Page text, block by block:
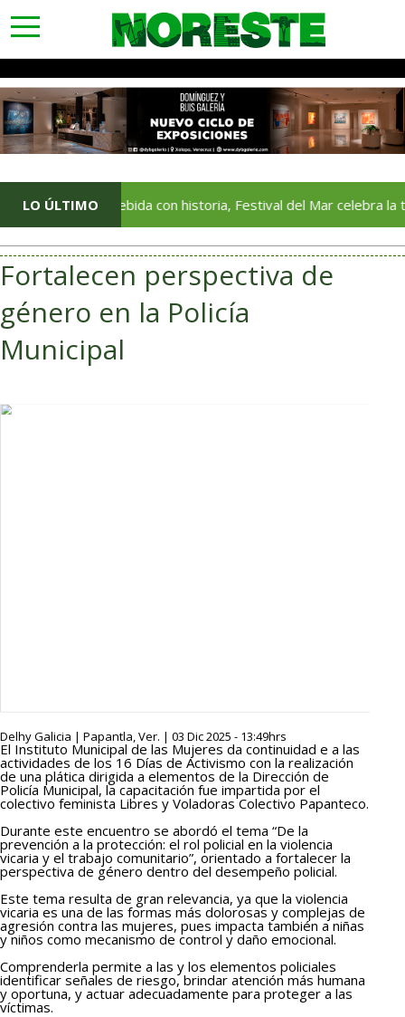
toggle
navigation
LO ÚLTIMO
Una bebida con historia, Festival del Mar celebra la tradición
Fortalecen perspectiva de
género en la Policía
Municipal
Delhy Galicia | Papantla, Ver. | 03 Dic 2025 - 13:49hrs
El Instituto Municipal de las Mujeres da continuidad e a las
actividades de los 16 Días de Activismo con la realización
de una plática dirigida a elementos de la Dirección de
Policía Municipal, la capacitación fue impartida por el
colectivo feminista Libres y Voladoras Colectivo Papanteco.
Durante este encuentro se abordó el tema “De la
prevención a la protección: el rol policial en la violencia
vicaria y el trabajo comunitario”, orientado a fortalecer la
perspectiva de género dentro del desempeño policial.
Este tema resulta de gran relevancia, ya que la violencia
vicaria es una de las formas más dolorosas y complejas de
agresión contra las mujeres, pues impacta también a niñas
y niños como mecanismo de control y daño emocional.
Comprenderla permite a las y los elementos policiales
identificar señales de riesgo, brindar atención más humana
y oportuna, y actuar adecuadamente para proteger a las
víctimas.